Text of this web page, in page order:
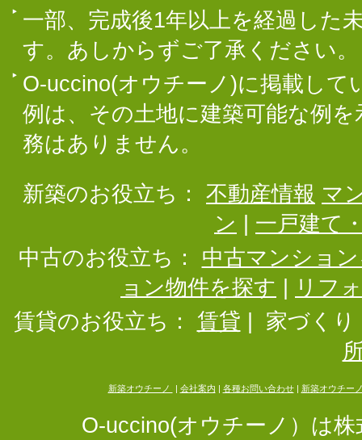
一部、完成後1年以上を経過した
す。あしからずご了承ください。
O-uccino(オウチーノ)に掲載して
例は、その土地に建築可能な例
務はありません。
新築のお役立ち： 不動産情報 マ
ン
一戸建て
中古のお役立ち：
中古マンショ
ョン物件を探す
リフ
賃貸のお役立ち：
賃貸
家づくり
新築オウチーノ 会社案内 各種お問い合わせ| 新築オウチー
O-uccino(オウチーノ）は